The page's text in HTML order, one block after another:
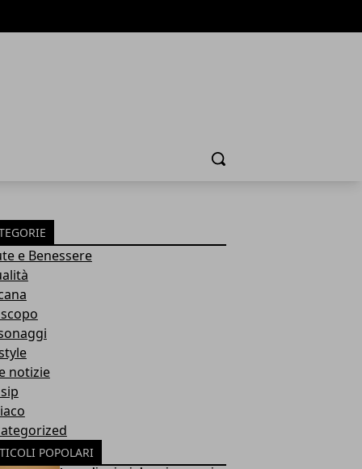
Cerca
e Benessere
notizie
POPOLARI